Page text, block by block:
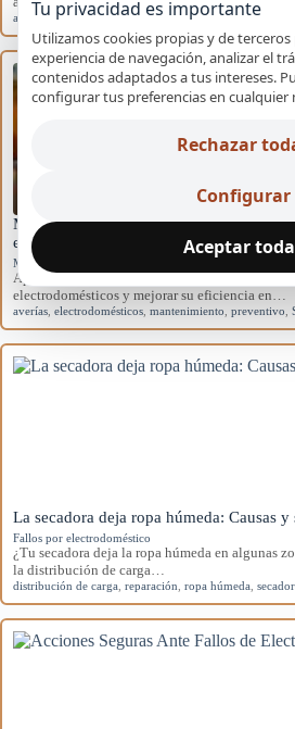
aire acondicionado,causas ,eficiencia,mantenimiento
Mantenimiento básico para evitar averías
electrodomésticos
Mantenimiento preventivo
Aprende rutinas de mantenimiento para
electrodomésticos y mejorar su eficiencia en…
averías electrodomésticos mantenimiento preventivo
La secadora deja ropa húmeda: Causas y
Fallos por electrodoméstico
¿Tu secadora deja la ropa húmeda en algunas
la distribución de carga…
distribución de carga reparación ropa húmeda
Tu privacidad es importante
Utilizamos cookies propias y de
experiencia de navegación, analizar el
contenidos adaptados a tus intereses.
configurar tus preferencias en cualquier
Rechazar
Configurar
Aceptar